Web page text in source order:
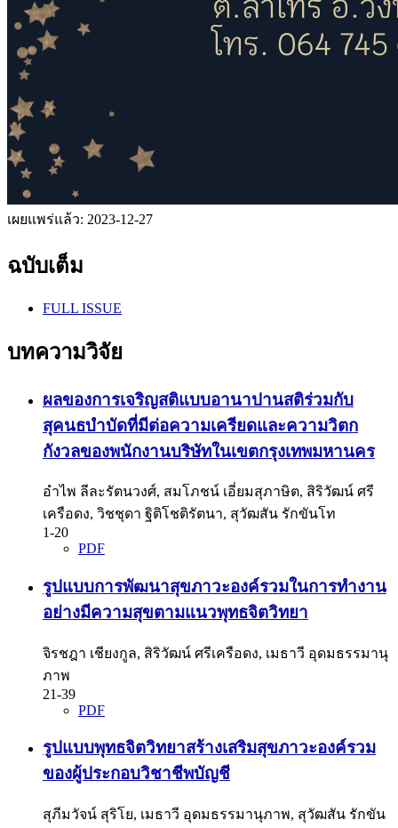
เผยแพร่แล้ว: 2023-12-27
ฉบับเต็ม
FULL ISSUE
บทความวิจัย
ผลของการเจริญสติแบบอานาปานสติร่วมกับ
สุคนธบำบัดที่มีต่อความเครียดและความวิตก
กังวลของพนักงานบริษัทในเขตกรุงเทพมหานคร
อำไพ ลีละรัตนวงศ์, สมโภชน์ เอี่ยมสุภาษิต, สิริวัฒน์ ศรี
เครือดง, วิชชุดา ฐิติโชติรัตนา, สุวัฒสัน รักขันโท
1-20
PDF
รูปแบบการพัฒนาสุขภาวะองค์รวมในการทำงาน
อย่างมีความสุขตามแนวพุทธจิตวิทยา
จิรชฎา เชียงกูล, สิริวัฒน์ ศรีเครือดง, เมธาวี อุดมธรรมานุ
ภาพ
21-39
PDF
รูปแบบพุทธจิตวิทยาสร้างเสริมสุขภาวะองค์รวม
ของผู้ประกอบวิชาชีพบัญชี
สุภีมวัจน์ สุริโย, เมธาวี อุดมธรรมานุภาพ, สุวัฒสัน รักขัน